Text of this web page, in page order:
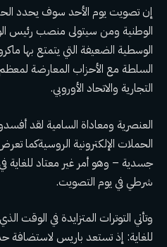
إن تصويت يوم الأحد سوف يحدد
الوطنية ومن سيتولى منصب رئيس
الوسطية الضعيفة التي يتمتع بها
السلطة مع الأحزاب المعارضة
التجارية والاتحاد الأوروبي.
العنصرية ومعاداة السامية لقد
الحملات الإلكترونية الروسية
شرطي في يوم التصويت.
وتأتي التوترات المتزايدة في
للغاية: إذ تستعد باريس